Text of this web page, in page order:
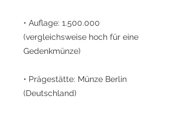
• Auflage: 1.500.000
(vergleichsweise hoch für eine
Gedenkmünze)
• Prägestätte: Münze Berlin
(Deutschland)